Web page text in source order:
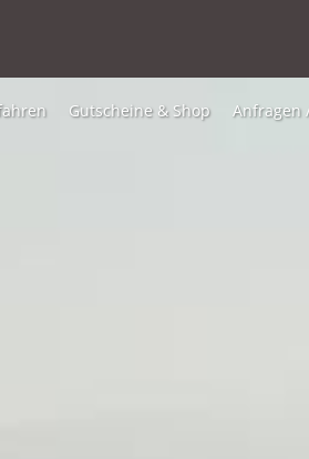
Gutscheine & Shop Anfragen